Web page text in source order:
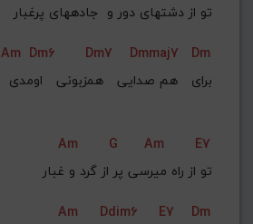
تو از دشتهای دور و  جادههای پرغبار
Am Dm6 Dm7 Dmmaj7
Dm
برای   هم صدایی   همزبونی   اومدی
Am G Am
E7
تو از راه میرسی پر از گرد و غبار
Am
Ddim6 E7
Dm